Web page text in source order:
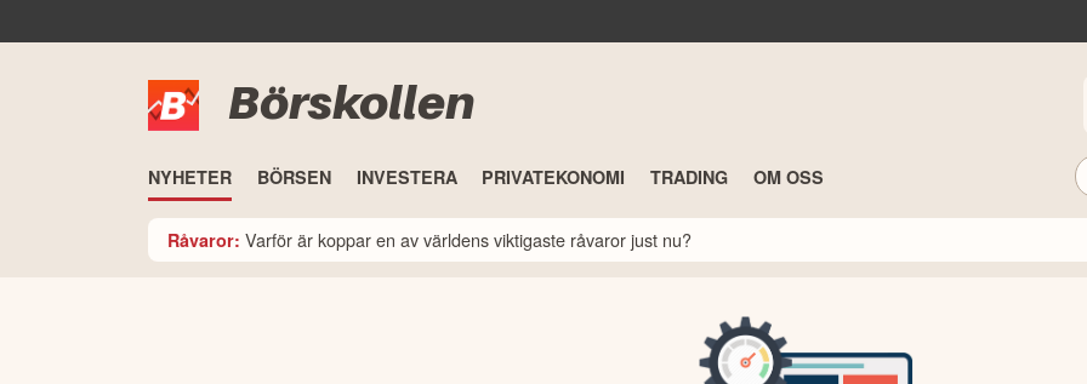
Börskollen
NYHETER BÖRSEN INVESTERA PRIVATEKONOMI TRADING OM OSS
Råvaror: Varför är koppar en av världens viktigaste råvaror just nu?